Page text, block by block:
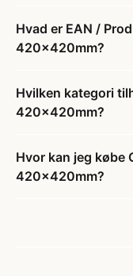
Hvad er EAN /
420x420mm?
Hvilken kategori
420x420mm?
Hvor kan jeg købe
420x420mm?